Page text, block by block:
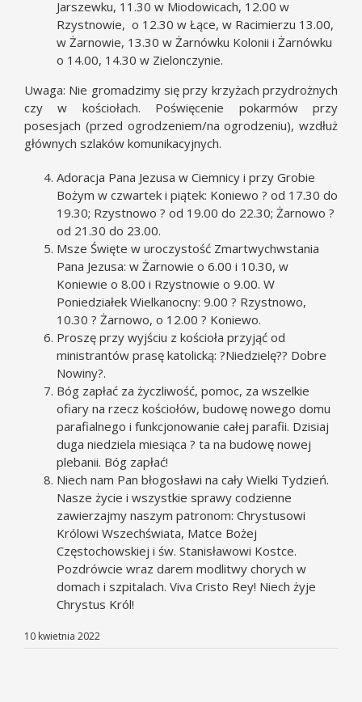
Jarszewku, 11.30 w Miodowicach, 12.00 w
Rzystnowie, o 12.30 w Łące, w Racimierzu 13.00,
w Żarnowie, 13.30 w Żarnówku Kolonii i Żarnówku
o 14.00, 14.30 w Zielonczynie.
Uwaga: Nie gromadzimy się przy krzyżach przydrożnych
czy w kościołach. Poświęcenie pokarmów przy
posesjach (przed ogrodzeniem/na ogrodzeniu), wzdłuż
głównych szlaków komunikacyjnych.
Adoracja Pana Jezusa w Ciemnicy i przy Grobie
Bożym w czwartek i piątek: Koniewo ? od 17.30 do
19.30; Rzystnowo ? od 19.00 do 22.30; Żarnowo ?
od 21.30 do 23.00.
Msze Święte w uroczystość Zmartwychwstania
Pana Jezusa: w Żarnowie o 6.00 i 10.30, w
Koniewie o 8.00 i Rzystnowie o 9.00. W
Poniedziałek Wielkanocny: 9.00 ? Rzystnowo,
10.30 ? Żarnowo, o 12.00 ? Koniewo.
Proszę przy wyjściu z kościoła przyjąć od
ministrantów prasę katolicką: ?Niedzielę?? Dobre
Nowiny?.
Bóg zapłać za życzliwość, pomoc, za wszelkie
ofiary na rzecz kościołów, budowę nowego domu
parafialnego i funkcjonowanie całej parafii. Dzisiaj
duga niedziela miesiąca ? ta na budowę nowej
plebanii. Bóg zapłać!
Niech nam Pan błogosławi na cały Wielki Tydzień.
Nasze życie i wszystkie sprawy codzienne
zawierzajmy naszym patronom: Chrystusowi
Królowi Wszechświata, Matce Bożej
Częstochowskiej i św. Stanisławowi Kostce.
Pozdrówcie wraz darem modlitwy chorych w
domach i szpitalach. Viva Cristo Rey! Niech żyje
Chrystus Król!
10 kwietnia 2022